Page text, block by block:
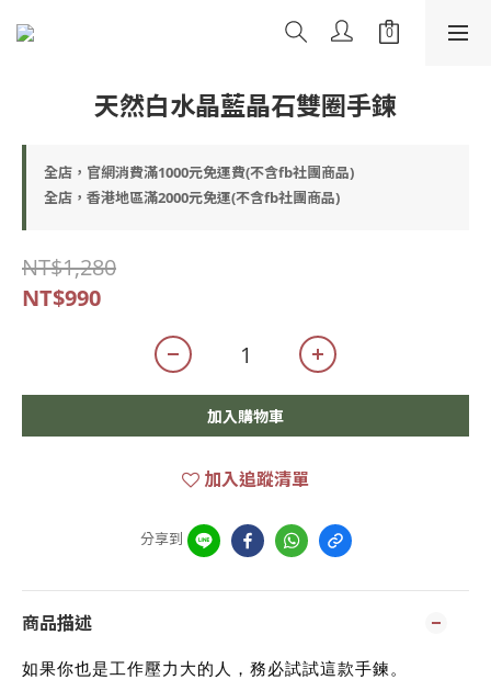
天然白水晶藍晶石雙圈手鍊
全店，官網消費滿1000元免運費(不含fb社團商品)
全店，香港地區滿2000元免運(不含fb社團商品)
NT$1,280
NT$990
加入購物車
加入追蹤清單
分享到
商品描述
如果你也是工作壓力大的人，務必試試這款手鍊。